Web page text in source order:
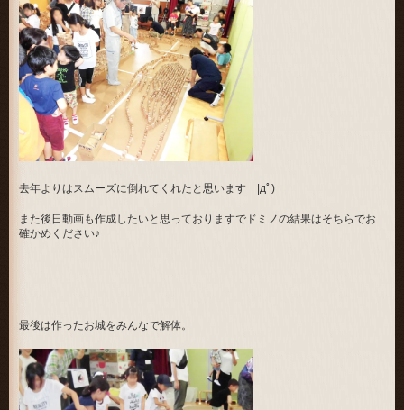
去年よりはスムーズに倒れてくれたと思います |дﾟ)
また後日動画も作成したいと思っておりますでドミノの結果はそちらでお
確かめください♪
最後は作ったお城をみんなで解体。